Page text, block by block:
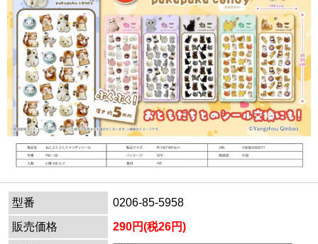
型番
0206-85-5958
販売価格
290円(税26円)